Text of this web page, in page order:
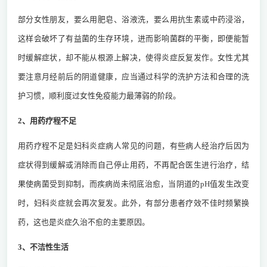
部分女性朋友，要么用肥皂、浴液洗，要么用抗生素或中药浸浴，
这样会破坏了有益菌的生存环境，进而影响菌群的平衡，即便能暂
时缓解症状，却不能从根源上解决，使得炎症反复发作。女性尤其
要注意月经前后的阴道健康，应当通过科学的洗护方法和合理的洗
护习惯，顺利度过女性免疫能力最薄弱的阶段。
2、用药疗程不足
用药疗程不足是妇科炎症病人常见的问题，有些病人经治疗后因为
症状得到缓解或消除而自己停止用药，不再配合医生进行治疗，结
果使病菌受到抑制，而疾病尚未彻底治愈，当阴道的pH值发生改变
时，妇科炎症就会再次复发。此外，有部分患者疗效不佳时频繁换
药，这也是炎症久治不愈的主要原因。
3、不洁性生活